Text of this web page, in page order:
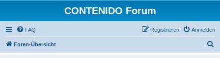
CONTENIDO Forum
FAQ Anmelden
Registrieren
Foren-Übersicht